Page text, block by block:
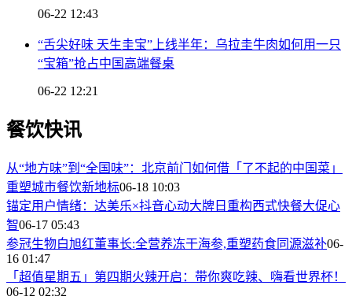
06-22 12:43
“舌尖好味 天生圭宝”上线半年：乌拉圭牛肉如何用一只
“宝箱”抢占中国高端餐桌
06-22 12:21
餐饮快讯
从“地方味”到“全国味”：北京前门如何借「了不起的中国菜」
重塑城市餐饮新地标06-18 10:03
锚定用户情绪：达美乐×抖音心动大牌日重构西式快餐大促心
智06-17 05:43
参冠生物白旭红董事长:全营养冻干海参,重塑药食同源滋补06-
16 01:47
「超值星期五」第四期火辣开启：带你爽吃辣、嗨看世界杯！
06-12 02:32